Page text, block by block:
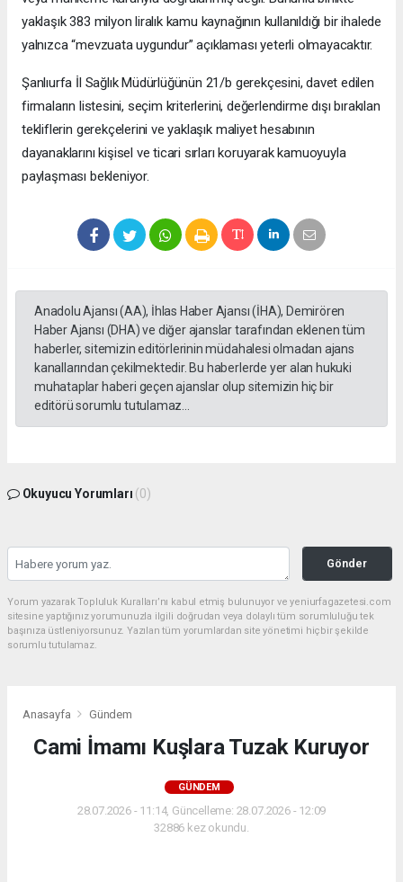
yaklaşık 383 milyon liralık kamu kaynağının kullanıldığı bir ihalede
yalnızca “mevzuata uygundur” açıklaması yeterli olmayacaktır.
Şanlıurfa İl Sağlık Müdürlüğünün 21/b gerekçesini, davet edilen
firmaların listesini, seçim kriterlerini, değerlendirme dışı bırakılan
tekliflerin gerekçelerini ve yaklaşık maliyet hesabının
dayanaklarını kişisel ve ticari sırları koruyarak kamuoyuyla
paylaşması bekleniyor.
Anadolu Ajansı (AA), İhlas Haber Ajansı (İHA), Demirören
Haber Ajansı (DHA) ve diğer ajanslar tarafından eklenen tüm
haberler, sitemizin editörlerinin müdahalesi olmadan ajans
kanallarından çekilmektedir. Bu haberlerde yer alan hukuki
muhataplar haberi geçen ajanslar olup sitemizin hiç bir
editörü sorumlu tutulamaz...
Okuyucu Yorumları (0)
Gönder
Yorum yazarak Topluluk Kuralları’nı kabul etmiş bulunuyor ve yeniurfagazetesi.com
sitesine yaptığınız yorumunuzla ilgili doğrudan veya dolaylı tüm sorumluluğu tek
başınıza üstleniyorsunuz. Yazılan tüm yorumlardan site yönetimi hiçbir şekilde
sorumlu tutulamaz.
Anasayfa Gündem
Cami İmamı Kuşlara Tuzak Kuruyor
GÜNDEM
28.07.2026 - 11:14, Güncelleme: 28.07.2026 - 12:09
32886 kez okundu.